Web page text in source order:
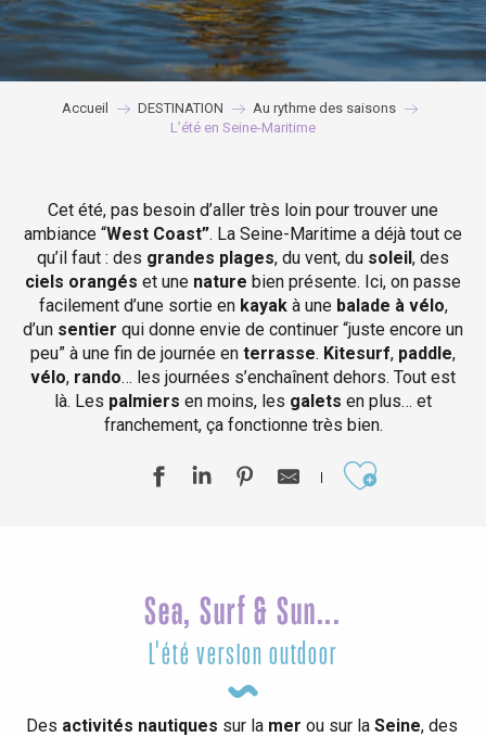
Accueil DESTINATION
Au rythme des saisons
L’été en Seine-Maritime
Cet été, pas besoin d’aller très loin pour trouver une
ambiance “West Coast”. La Seine-Maritime a déjà tout ce
qu’il faut : des grandes plages, du vent, du soleil, des
ciels orangés et une nature bien présente. Ici, on passe
facilement d’une sortie en kayakà une balade à vélo,
d’un sentier qui donne envie de continuer “juste encore un
peu” à une fin de journée en terrasse. Kitesurf, paddle,
vélo, rando… les journées s’enchaînent dehors. Tout est
là. Les palmiers en moins, les galets en plus… et
franchement, ça fonctionne très bien.
Sea, Surf & Sun...
L'été version outdoor
Des activités nautiques sur la mer ou sur la Seine, des